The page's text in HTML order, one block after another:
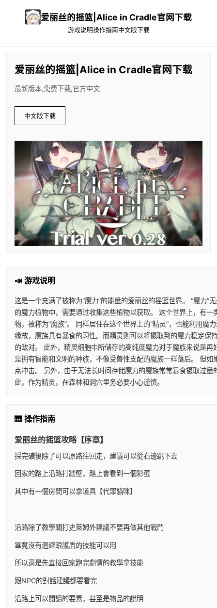
爱丽丝的摇篮|Alice in Cradle官网下载
游戏说明操作指南中文版下载
爱丽丝的摇篮|Alice in Cradle官网下载
最新版本,免费下载,官方中文
中文版下载
📣 游戏说明
这是一个充满了被称为“魔力”的能量的爱丽丝的摇篮世界。 “魔力
的魔力植物中，需要通过收集这些植物以获取。 这个世界上，有
物，被称为“魔族”。 同样居住在这个世界上的“精灵”，也能利用
缘故，魔族具有暴食的习性。而精灵则可以将摄取到的魔力稳定
的敌对。 此外，精灵细胞中所储存的高纯度魔力对于魔族来说是
是拥有智能和文明的种族，不像受兽性支配的魔族一样落后。 但
点冲击。 另外，由于无法长时间存储魔力的魔族常常暴食摄取过
此，作为精灵，在森林和洞穴里务必要小心谨慎。
🎹 操作指南
爱丽丝的摇篮攻略【序章】
採完礦後除了可以原路往回走，建議可以從右邊跳下去
回家的路上沿路打牆壁，路上會看到一個彩蛋
其中有一個房間可以拿道具【代罪貓咪】
沿路除了教學關打史萊姆外建議不要再做其他戰鬥
畢竟沒有迴避跟護盾的技能可以用
所以還是先直接回家跑完劇情的教學拿技能
跟NPC的對話建議都要看完
沿路上可以閱讀的要素，甚至是物品的說明